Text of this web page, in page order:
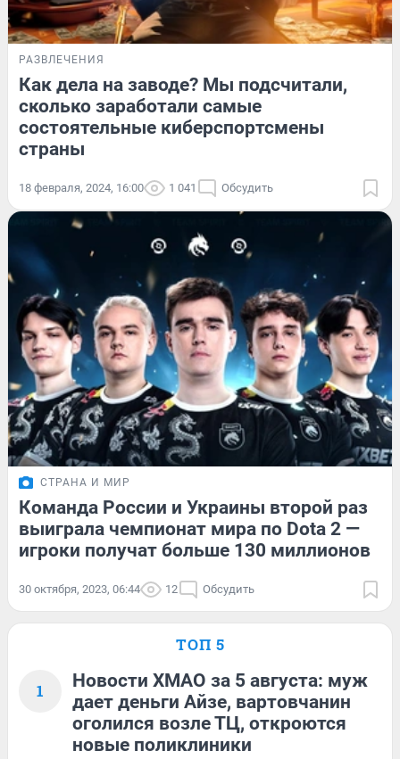
РАЗВЛЕЧЕНИЯ
Как дела на заводе? Мы подсчитали,
сколько заработали самые
состоятельные киберспортсмены
страны
18 февраля, 2024, 16:00 1 041 Обсудить
СТРАНА И МИР
Команда России и Украины второй раз
выиграла чемпионат мира по Dota 2 —
игроки получат больше 130 миллионов
30 октября, 2023, 06:44 12 Обсудить
ТОП 5
1
Новости ХМАО за 5 августа: муж
дает деньги Айзе, вартовчанин
оголился возле ТЦ, откроются
новые поликлиники